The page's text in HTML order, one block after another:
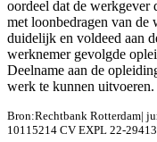
oordeel dat de werkgever
met loonbedragen van de
duidelijk en voldeed aan
werknemer gevolgde
Deelname aan de
werk te kunnen uitvoeren.
Bron:Rechtbank Rotterdam|
10115214 CV EXPL 22-